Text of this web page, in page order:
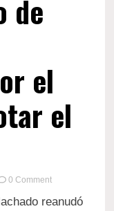
de
el
el
0 Commenton
Corina
reanudó